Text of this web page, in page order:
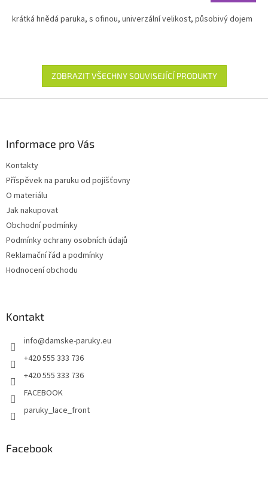
krátká hnědá paruka, s ofinou, univerzální velikost, působivý dojem
ZOBRAZIT VŠECHNY SOUVISEJÍCÍ PRODUKTY
Informace pro Vás
Kontakty
Příspěvek na paruku od pojišťovny
O materiálu
Jak nakupovat
Obchodní podmínky
Podmínky ochrany osobních údajů
Reklamační řád a podmínky
Hodnocení obchodu
Kontakt
info@damske-paruky.eu
+420 555 333 736
+420 555 333 736
FACEBOOK
paruky_lace_front
Facebook